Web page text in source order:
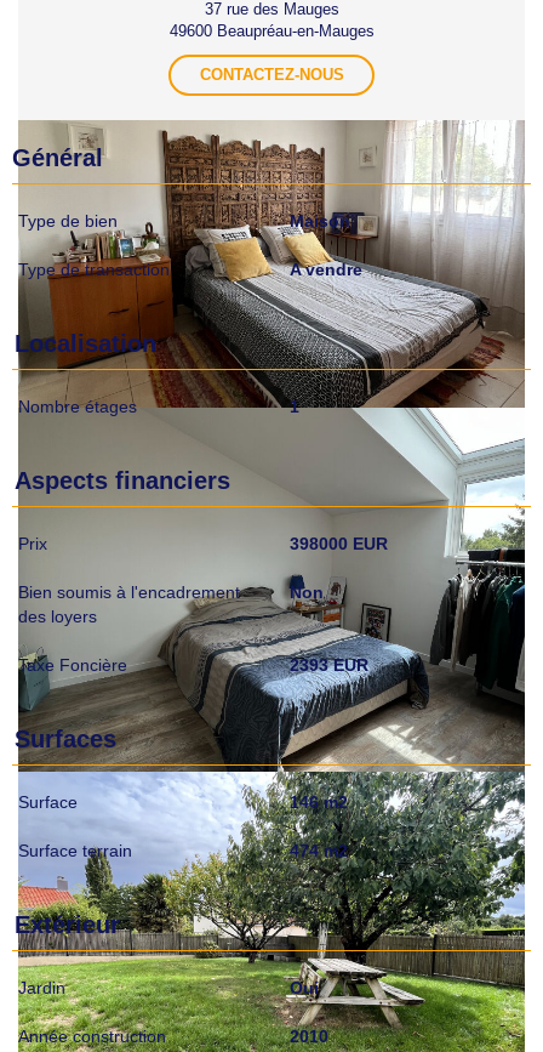
37 rue des Mauges
49600 Beaupréau-en-Mauges
CONTACTEZ-NOUS
Général
Type de bien Maison
Type de transaction A vendre
Localisation
Nombre étages 1
Aspects financiers
Prix 398000 EUR
Bien soumis à l'encadrement
des loyers
Non
Taxe Foncière 2393 EUR
Surfaces
Surface 146 m2
Surface terrain 474 m2
Extérieur
Jardin Oui
Année construction 2010